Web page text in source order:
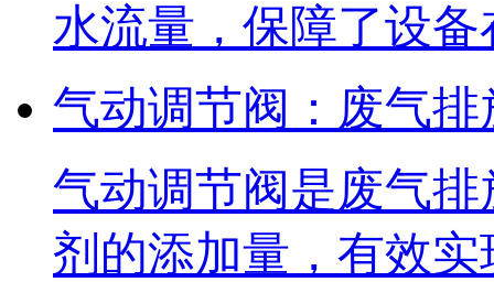
水流量，保障了设
气动调节阀：废气排
气动调节阀是废气
剂的添加量，有效